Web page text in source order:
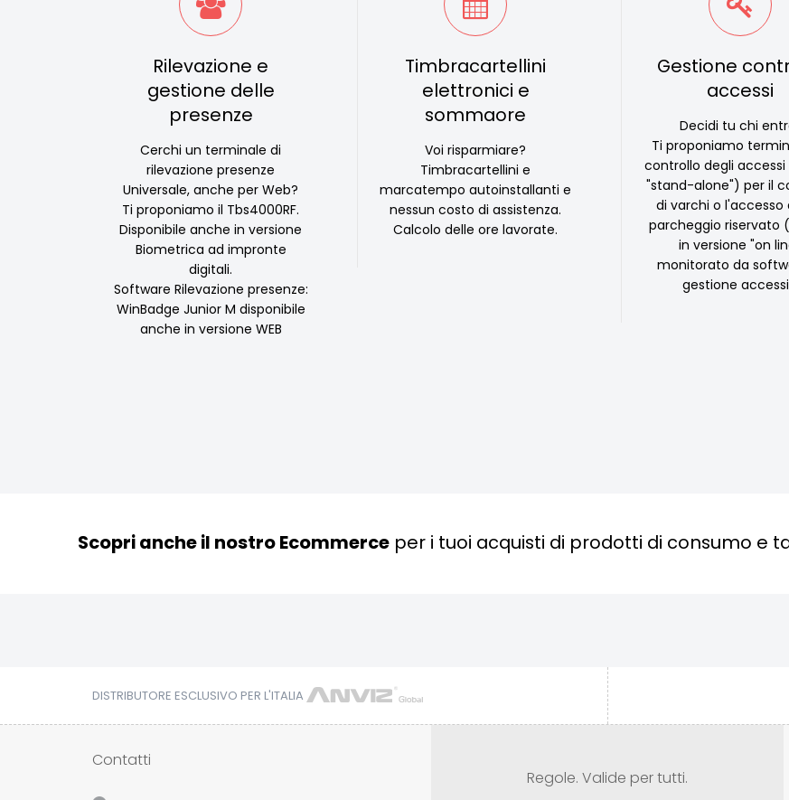
Rilevazione e
gestione delle
presenze
Cerchi un terminale di
rilevazione presenze
Universale, anche per Web?
Ti proponiamo il Tbs4000RF.
Disponibile anche in versione
Biometrica ad impronte
digitali.
Software Rilevazione presenze:
WinBadge Junior M disponibile
anche in versione WEB
Timbracartellini
elettronici e
sommaore
Voi risparmiare?
Timbracartellini e
marcatempo autoinstallanti e
nessun costo di assistenza.
Calcolo delle ore lavorate.
Gestione
accessi
Decidi tu chi
Ti proponiamo
controllo degli
"stand-alone") per il
di varchi o l'accesso
parcheggio riservato
in versione "on
monitorato da
gestione
Scopri anche il nostro Ecommerceper i tuoi acquisti di prodotti di consumo e
DISTRIBUTORE ESCLUSIVO PER L'ITALIA
Contatti
Regole. Valide per tutti.